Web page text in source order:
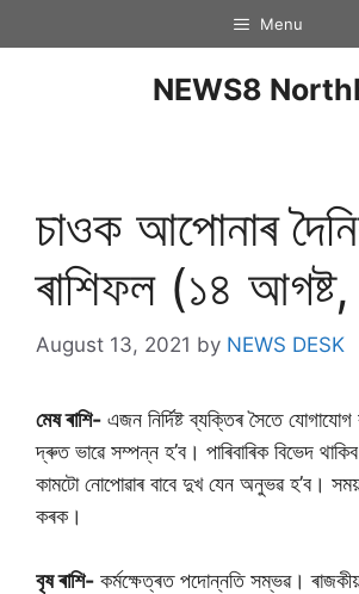
Menu
NEWS8
চাওক আপােনাৰ
ৰাশিফল (১৪ আগষ্ট,
August 13, 2021 by NEWS DESK
মেষ ৰাশি- এজন নিৰ্দিষ্ট ব্যক্তিৰ সৈতে
দ্ৰুত ভাৱে সম্পন্ন হ’ব। পাৰিবাৰিক বিভেদ
কামটো নোপোৱাৰ বাবে দুখ যেন অনুভৱ হ’ব।
কৰক।
বৃষ ৰাশি- কৰ্মক্ষেত্ৰত পদোন্নতি সম্ভৱ।